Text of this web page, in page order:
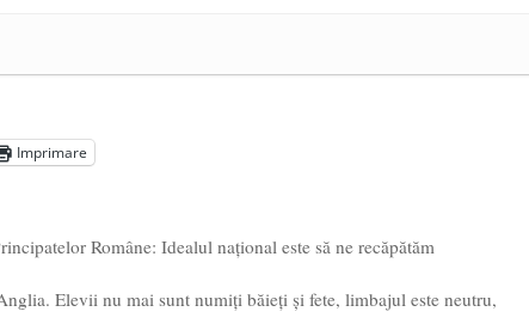
- 29 iulie 2024
aproape de autorizare pentru comercializare în UE
Imprimare
Române: Idealul național este să ne recăpătăm
Elevii nu mai sunt numiți băieți și fete, limbajul este neutru,